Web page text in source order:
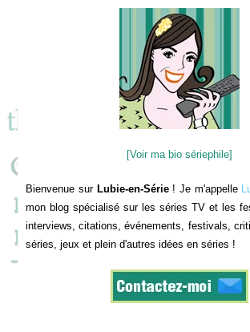
[Voir ma bio sériephile]
Bienvenue sur Lubie-en-Série! Je m'appelle
mon blog spécialisé sur les séries TV et les
interviews, citations, événements, festivals,
séries, jeux et plein d'autres idées en séries !